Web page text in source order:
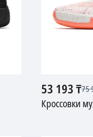
53 193₸75
Кроссовки